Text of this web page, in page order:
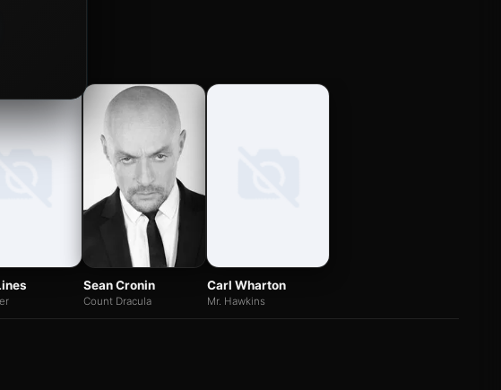
Sean Cronin
Count Dracula
Carl Wharton
Mr. Hawkins